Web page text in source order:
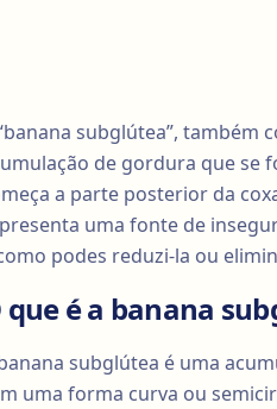
subglútea”, também
de gordura que se
a parte posterior da
uma fonte de
podes reduzi-la ou
que é a banana
subglútea é uma
uma forma curva ou